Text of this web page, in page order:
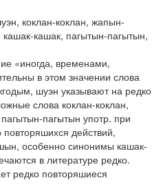
коклан-коклан, жапын-
кашак, пагытын-пагытын,
«иногда, временами,
в этом значении слова
шуэн указывают на редко
слова коклан-коклан,
пагытын употр. при
повторяшихся действий,
особенно синонимы кашак-
в литературе редко.
редко повторяшиеся